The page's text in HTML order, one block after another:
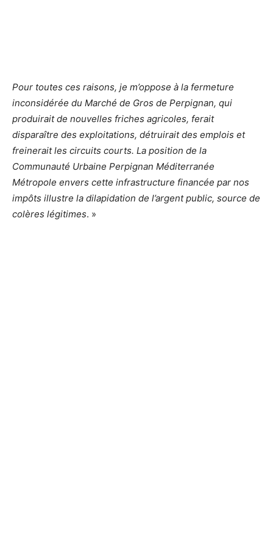
Pour toutes ces raisons, je m’oppose à la fermeture
inconsidérée du Marché de Gros de Perpignan, qui
produirait de nouvelles friches agricoles, ferait
disparaître des exploitations, détruirait des emplois et
freinerait les circuits courts. La position de la
Communauté Urbaine Perpignan Méditerranée
Métropole envers cette infrastructure financée par nos
impôts illustre la dilapidation de l’argent public, source de
colères légitimes. »